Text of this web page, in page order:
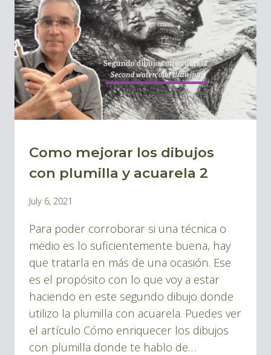
A
PLUMILLA
3
BLOG
TINTA
DIBUJOS
Como mejorar los dibujos
con plumilla y acuarela 2
By
Montes
July 6, 2021
Para poder corroborar si una técnica o
medio es lo suficientemente buena, hay
que tratarla en más de una ocasión. Ese
es el propósito con lo que voy a estar
haciendo en este segundo dibujo donde
utilizo la plumilla con acuarela. Puedes ver
el artículo Cómo enriquecer los dibujos
con plumilla donde te hablo de…